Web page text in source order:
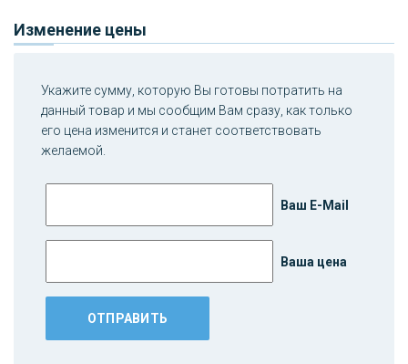
Изменение цены
Укажите сумму, которую Вы готовы потратить на
данный товар и мы сообщим Вам сразу, как только
его цена изменится и станет соответствовать
желаемой.
Ваш E-Mail
Ваша цена